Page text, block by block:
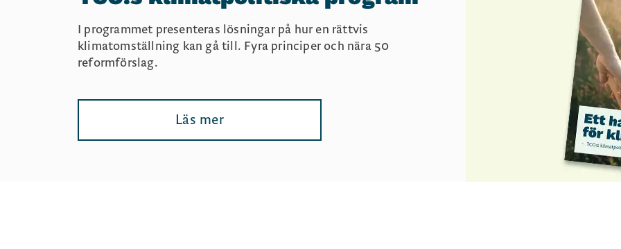
I programmet presenteras lösningar på hur en rättvis
klimatomställning kan gå till. Fyra principer och nära 50
reformförslag.
Läs mer